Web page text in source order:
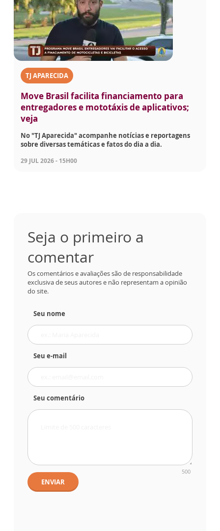
TJ APARECIDA
Move Brasil facilita financiamento para
entregadores e mototáxis de aplicativos;
veja
No "TJ Aparecida" acompanhe notícias e reportagens
sobre diversas temáticas e fatos do dia a dia.
29 JUL 2026 - 15H00
Seja o primeiro a
comentar
Os comentários e avaliações são de responsabilidade
exclusiva de seus autores e não representam a opinião
do site.
Seu nome
Seu e-mail
Seu comentário
500
ENVIAR